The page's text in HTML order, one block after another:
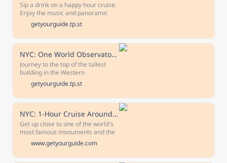
Sip a drink on a happy hour cruise.
Enjoy the music and panoramic
views as the New York skyline
sparkles during sunset. Marvel at
the Statue of Liberty and the One
World Trade Center from the water.
getyourguide.tp.st
NYC: One World Observatory Skip-the-Line Ticket Options
Journey to the top of the tallest
building in the Western
Hemisphere and admire the
incredible 360-degree views over
New York. Choose between 3 skip-
the-line ticket options or a VIP
guided tour.
getyourguide.tp.st
NYC: 1-Hour Cruise Around Statue of Liberty & Ellis Island
Get up close to one of the world's
most famous monuments and the
emblematic entrance to New
York's harbor. Sail around the
Statue of Liberty on a sightseeing
www.getyourguide.com